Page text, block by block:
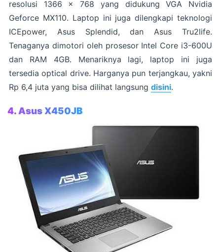
resolusi 1366 x 768 yang didukung VGA Nvidia
Geforce MX110. Laptop ini juga dilengkapi teknologi
ICEpower, Asus Splendid, dan Asus Tru2life.
Tenaganya dimotori oleh prosesor Intel Core i3-600U
dan RAM 4GB. Menariknya lagi, laptop ini juga
tersedia optical drive. Harganya pun terjangkau, yakni
Rp 6,4 juta yang bisa dilihat langsung disini.
4. Asus X450JB